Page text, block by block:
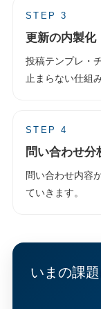
STEP 3
更新の内製化
投稿テンプレ・
止まらない仕組
STEP 4
問い合わせ
問い合わせ内容
ていきます。
いまの課